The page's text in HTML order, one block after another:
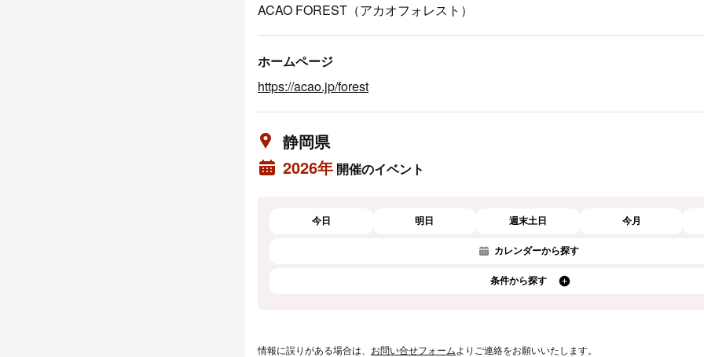
ACAO FOREST（アカオフォレスト）
ホームページ
https://acao.jp/forest
静岡県
2026年 開催のイベント
今日 明日 週末土日 今月
カレンダーから探す
条件から探す
情報に誤りがある場合は、 お問い合せフォームよりご連絡をお願いいたします。